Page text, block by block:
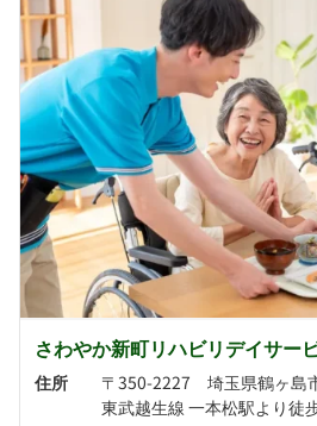
さわやか新町リハビリデイサー
住所
〒350-2227 埼玉県鶴ヶ島